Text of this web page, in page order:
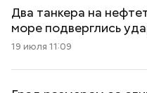
Два танкера на
море подверглись
19 июля 11:09